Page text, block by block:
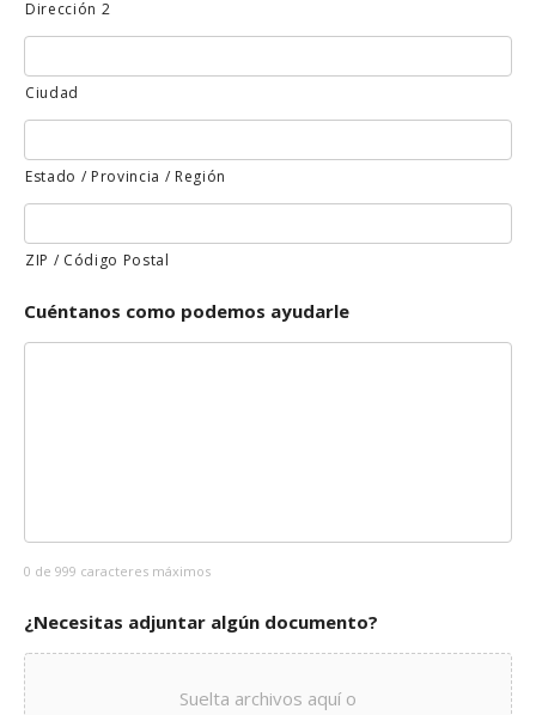
Dirección 2
Ciudad
Estado / Provincia / Región
ZIP / Código Postal
Cuéntanos como podemos ayudarle
0 de 999 caracteres máximos
¿Necesitas adjuntar algún documento?
Suelta archivos aquí o